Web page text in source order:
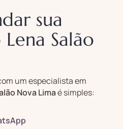
sua
Salão
um especialista em
Nova Limaé simples: